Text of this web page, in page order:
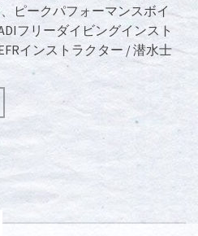
ピークパフォーマンスボイ
フリーダイビングインスト
インストラクター / 潜水士